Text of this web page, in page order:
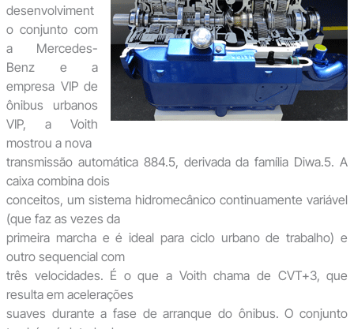
desenvolviment
o conjunto com
a Mercedes-
Benz e a
empresa VIP de
ônibus urbanos
VIP, a Voith
mostrou a nova
transmissão automática 884.5, derivada da família Diwa.5. A
caixa combina dois
conceitos, um sistema hidromecânico continuamente variável
(que faz as vezes da
primeira marcha e é ideal para ciclo urbano de trabalho) e
outro sequencial com
três velocidades. É o que a Voith chama de CVT+3, que
resulta em acelerações
suaves durante a fase de arranque do ônibus. O conjunto